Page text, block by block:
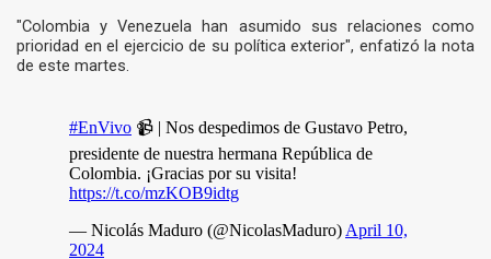
"Colombia y Venezuela han asumido sus relaciones como
prioridad en el ejercicio de su política exterior", enfatizó la nota
de este martes.